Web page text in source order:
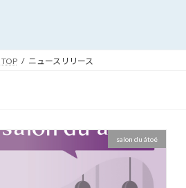
TOP ニュースリリース
salon du átoé